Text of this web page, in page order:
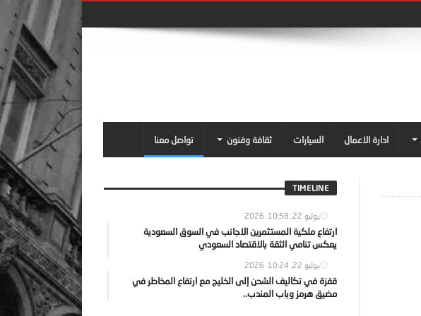
ادارة الاعمال السيارات ثقافة وفنون تواصل معنا
TIMELINE
يوليو 22, 2026 10:58
ارتفاع ملكية المستثمرين الاجانب في السوق السعودية
يعكس تنامي الثقة بالاقتصاد السعودي
يوليو 22, 2026 10:24
قفزة في تكاليف الشحن إلى الخليج مع ارتفاع المخاطر في
مضيق هرمز وباب المندب..